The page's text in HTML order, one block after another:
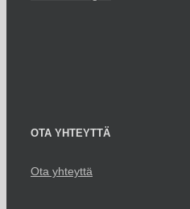
OTA YHTEYTTÄ
Ota yhteyttä